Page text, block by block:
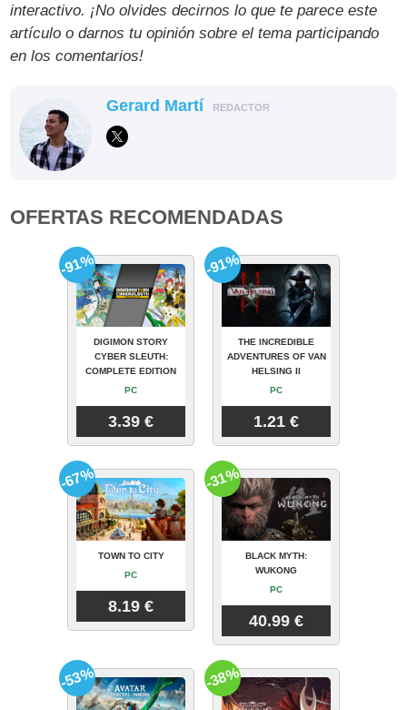
interactivo. ¡No olvides decirnos lo que te parece este
artículo o darnos tu opinión sobre el tema participando
en los comentarios!
Gerard Martí REDACTOR
OFERTAS RECOMENDADAS
DIGIMON STORY
CYBER SLEUTH:
COMPLETE EDITION
PC
3.39 €
-91%
THE INCREDIBLE
ADVENTURES OF VAN
HELSING II
PC
1.21 €
-91%
TOWN TO CITY
PC
8.19 €
-67%
BLACK MYTH:
WUKONG
PC
40.99 €
-31%
-53% -38%